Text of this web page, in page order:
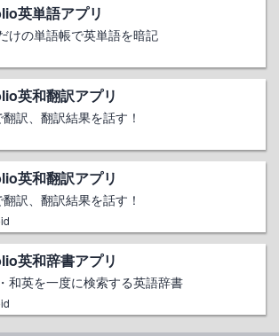
英単語アプリ
けの単語帳で英単語を暗記
英和翻訳アプリ
訳、翻訳結果を話す！
英和翻訳アプリ
訳、翻訳結果を話す！
英和辞書アプリ
和英を一度に検索する英語辞書